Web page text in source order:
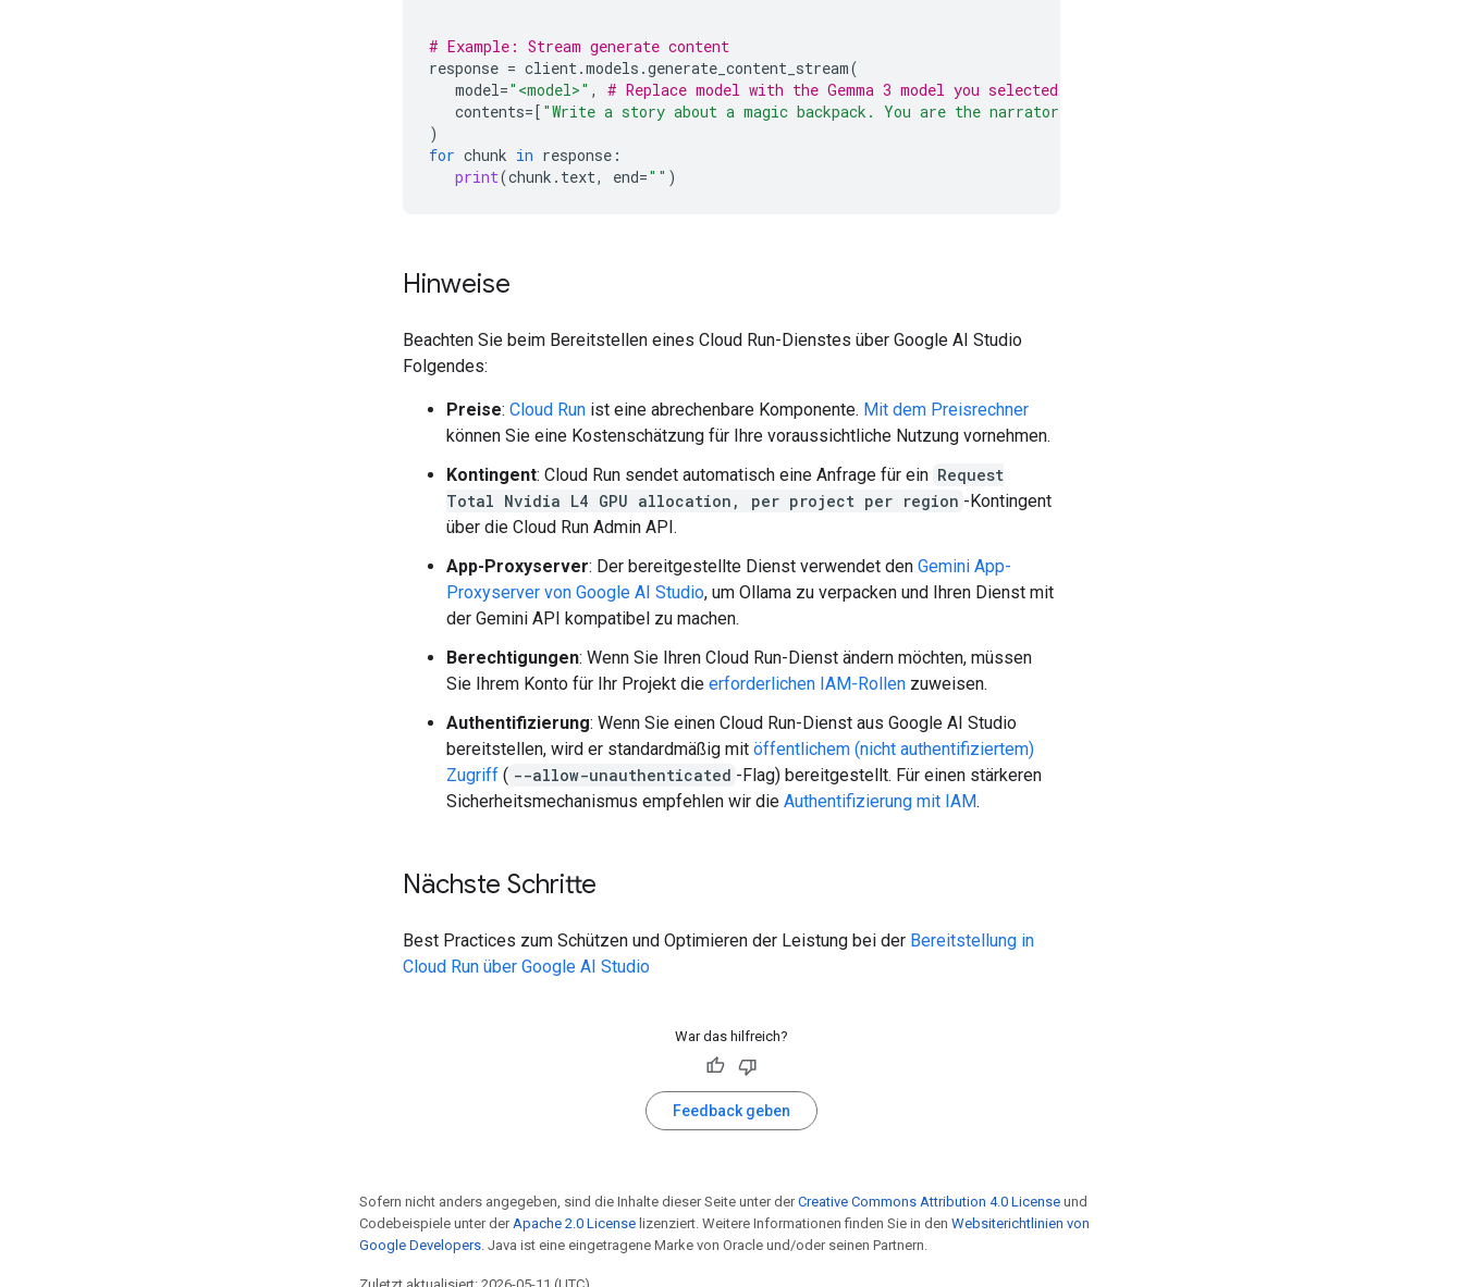
# Example: Stream generate content
response = client.models .generate_content_stream(
model="<model>" ,
# Replace model with the Gemma 3 model you selected in Google AI Studio, such as "gemma-3-1b-it".
contents=[ "Write a story about a magic backpack. You are the narrator of an interactive text adventure game."
)
for chunk in response :
print(chunk . text, end="" )
Hinweise
Beachten Sie beim Bereitstellen eines Cloud Run-Dienstes über Google AI Studio
Folgendes:
Preise: Cloud Run ist eine abrechenbare Komponente. Mit dem Preisrechner
können Sie eine Kostenschätzung für Ihre voraussichtliche Nutzung vornehmen.
Kontingent: Cloud Run sendet automatisch eine Anfrage für ein Request
Total Nvidia L4 GPU allocation, per project per region -Kontingent
über die Cloud Run Admin API.
App-Proxyserver: Der bereitgestellte Dienst verwendet den Gemini App-
Proxyserver von Google AI Studio, um Ollama zu verpacken und Ihren Dienst mit
der Gemini API kompatibel zu machen.
Berechtigungen: Wenn Sie Ihren Cloud Run-Dienst ändern möchten, müssen
Sie Ihrem Konto für Ihr Projekt die erforderlichen IAM-Rollen zuweisen.
Authentifizierung: Wenn Sie einen Cloud Run-Dienst aus Google AI Studio
bereitstellen, wird er standardmäßig mit öffentlichem (nicht authentifiziertem)
Zugriff ( --allow-unauthenticated -Flag) bereitgestellt. Für einen stärkeren
Sicherheitsmechanismus empfehlen wir die Authentifizierung mit IAM.
Nächste Schritte
Best Practices zum Schützen und Optimieren der Leistung bei der Bereitstellung in
Cloud Run über Google AI Studio
War das hilfreich?
Feedback geben
Sofern nicht anders angegeben, sind die Inhalte dieser Seite unter derCreative Commons Attribution 4.0 License und
Codebeispiele unter der Apache 2.0 License lizenziert. Weitere Informationen finden Sie in den Websiterichtlinien von
Google Developers . Java ist eine eingetragene Marke von Oracle und/oder seinen Partnern.